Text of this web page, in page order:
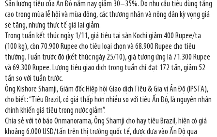
Sản lượng tiêu của Ấn Độ năm nay giảm 30–35%. Do nhu cầu tiêu dùng tăng
cao trong mùa lễ hội và mùa đông, các thương nhân và nông dân kỳ vọng giá
sẽ tăng, nhưng thực tế giá lại giảm.
Trong tuần kết thúc ngày 1/11, giá tiêu tại sàn Kochi giảm 400 Rupee/tạ
(100 kg), còn 70.900 Rupee cho tiêu loại chọn và 68.900 Rupee cho tiêu
thường. Tuần trước đó (kết thúc ngày 25/10), giá tương ứng là 71.300 Rupee
và 69.300 Rupee. Lượng tiêu giao dịch trong tuần chỉ đạt 172 tấn, giảm 52
tấn so với tuần trước.
Ông Kishore Shamji, Giám đốc Hiệp hội Giao dịch Tiêu & Gia vị Ấn Độ (IPSTA),
cho biết: “Tiêu Brazil, có giá thấp hơn nhiều so với tiêu Ấn Độ, là nguyên nhân
chính khiến giá tiêu trong nước giảm”.
Chia sẻ với tờ báo Onmanorama, Ông Shamji cho hay tiêu Brazil, hiện có giá
khoảng 6.000 USD/tấn trên thị trường quốc tế, được đưa vào Ấn Độ qua